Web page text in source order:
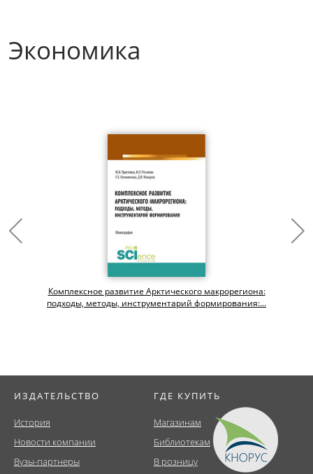
Экономика
Комплексное развитие Арктического макрорегиона:
подходы, методы, инструментарий формирования:...
ИЗДАТЕЛЬСТВО
История
Новости компании
Вузы-партнеры
ГДЕ КУПИТЬ
Магазинам
Библиотекам
В розницу